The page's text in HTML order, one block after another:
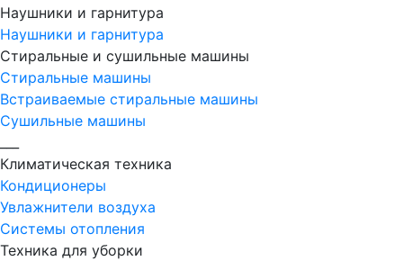
Наушники и гарнитура
Наушники и гарнитура
Стиральные и сушильные машины
Стиральные машины
Встраиваемые стиральные машины
Сушильные машины
Климатическая техника
Кондиционеры
Увлажнители воздуха
Системы отопления
Техника для уборки